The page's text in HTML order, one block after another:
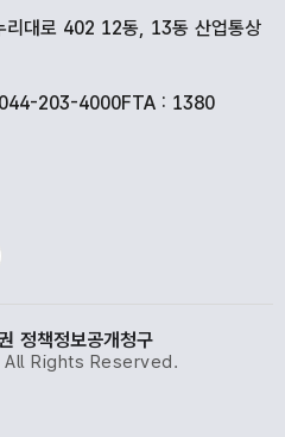
리대로 402 12동, 13동 산업통상
203-4000FTA : 1380
정책정보공개청구
Rights Reserved.